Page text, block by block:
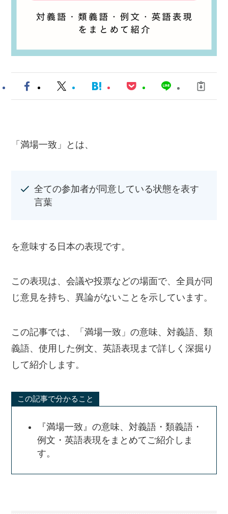
「満場一致」とは、
全ての参加者が同意している状態を表す
言葉
を意味する日本の表現です。
この表現は、会議や投票などの場面で、全員が同
じ意見を持ち、異論がないことを示しています。
この記事では、「満場一致」の意味、対義語、類
義語、使用した例文、英語表現まで詳しく深掘り
して紹介します。
この記事で分かること
『満場一致』の意味、対義語・類義語・
例文・英語表現をまとめてご紹介しま
す。